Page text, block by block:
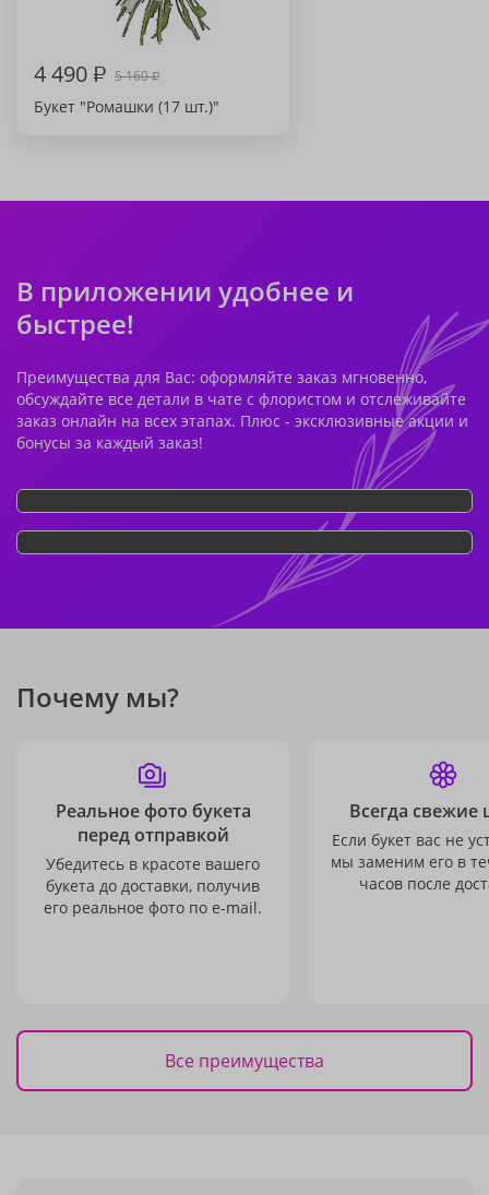
4 490₽ 5 160₽
Букет "Ромашки (17 шт.)"
В приложении удобнее и
быстрее!
Преимущества для Вас: оформляйте заказ мгновенно,
обсуждайте все детали в чате с флористом и отслеживайте
заказ онлайн на всех этапах. Плюс - эксклюзивные акции и
бонусы за каждый заказ!
Почему мы?
Реальное фото букета
перед отправкой
Убедитесь в красоте вашего
букета до доставки, получив
его реальное фото по e-mail.
Всегда свежие
Если букет вас не
мы заменим его в
часов после
Все преимущества